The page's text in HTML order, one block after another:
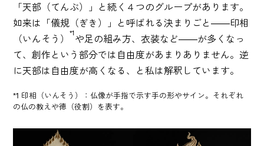
「天部（てんぶ）」と続く４つのグループがあります。
如来は「儀規（ぎき）」と呼ばれる決まりごと――印相
（いんそう）
*1や足の組み方、衣装など――が多くなっ
て、創作という部分では自由度があまりありません。逆
に天部は自由度が高くなる、と私は解釈しています。
*1 印相（いんそう）：仏像が手指で示す手の形やサイン。それぞれ
の仏の教えや徳（役割）を表す。